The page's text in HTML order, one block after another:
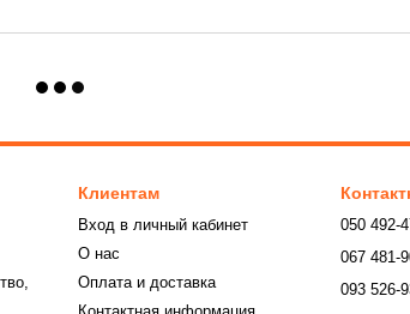
Клиентам
Вход в личный кабинет
О нас
Оплата и доставка
050 492-
067 481-
093 526-